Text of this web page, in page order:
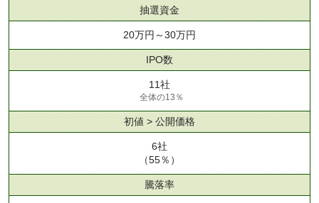
抽選資金
20万円～30万円
IPO数
11社
全体の13％
初値 > 公開価格
6社
（55％）
騰落率